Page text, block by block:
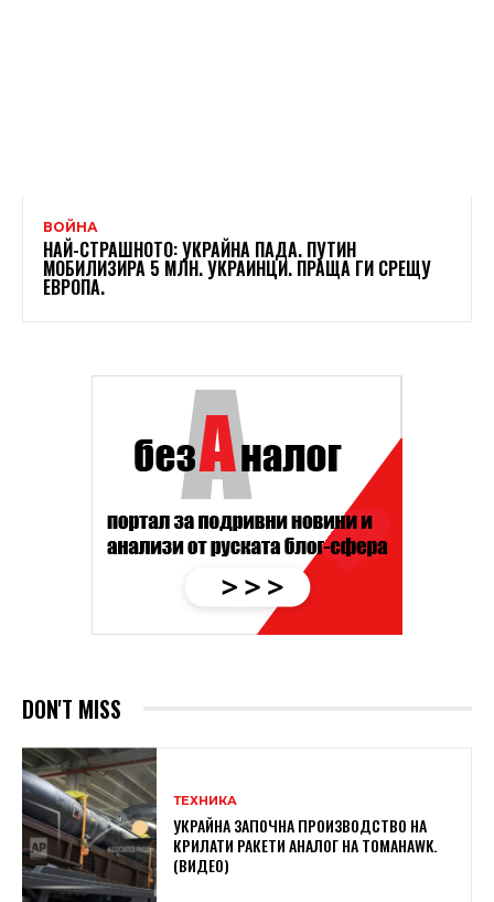
ВОЙНА
НАЙ-СТРАШНОТО: УКРАЙНА ПАДА. ПУТИН
МОБИЛИЗИРА 5 МЛН. УКРАИНЦИ. ПРАЩА ГИ СРЕЩУ
ЕВРОПА.
DON'T MISS
ТЕХНИКА
УКРАЙНА ЗАПОЧНА ПРОИЗВОДСТВО НА
КРИЛАТИ РАКЕТИ АНАЛОГ НА TOMAHAWK.
(ВИДЕО)